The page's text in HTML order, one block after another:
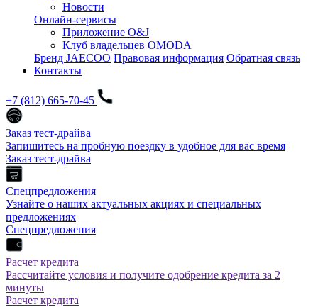
Новости
Онлайн-сервисы
Приложение O&J
Клуб владельцев OMODA
Бренд JAECOO Правовая информация Обратная связь
Контакты
+7 (812) 665-70-45
Заказ тест-драйва
Запишитесь на пробную поездку в удобное для вас время
Заказ тест-драйва
Спецпредложения
Узнайте о наших актуальных акциях и специальных
предложениях
Спецпредложения
Расчет кредита
Рассчитайте условия и получите одобрение кредита за 2
минуты
Расчет кредита